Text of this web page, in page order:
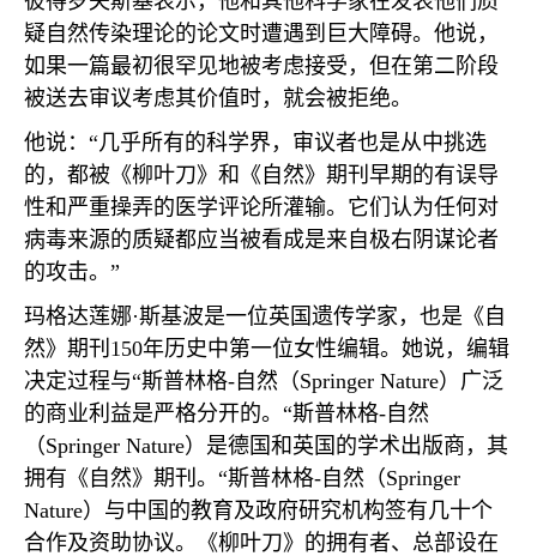
疑自然传染理论的论文时遭遇到巨大障碍。他说，
如果一篇最初很罕见地被考虑接受，但在第二阶段
被送去审议考虑其价值时，就会被拒绝。
他说：“几乎所有的科学界，审议者也是从中挑选
的，都被《柳叶刀》和《自然》期刊早期的有误导
性和严重操弄的医学评论所灌输。它们认为任何对
病毒来源的质疑都应当被看成是来自极右阴谋论者
的攻击。”
玛格达莲娜·斯基波是一位英国遗传学家，也是《自
然》期刊 150年历史中第一位女性编辑。她说，编辑
决定过程与“斯普林格- 自然（Springer Nature）广泛
的商业利益是严格分开的。“斯普林格- 自然
（Springer Nature）是德国和英国的学术出版商，其
拥有《自然》期刊。“斯普林格- 自然（Springer
Nature）与中国的教育及政府研究机构签有几十个
合作及资助协议。《柳叶刀》的拥有者、总部设在